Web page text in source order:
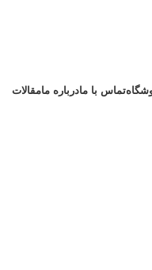
تماس با مادرباره مامقالات